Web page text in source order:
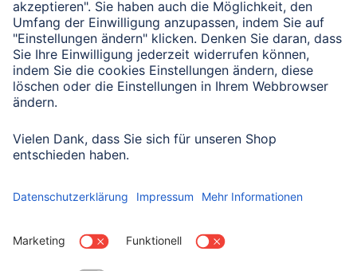
Vereinigte Arabische
Emirate
Vereinigte